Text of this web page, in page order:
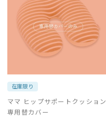
在庫限り
ママ ヒップサポートクッション
専用替カバー